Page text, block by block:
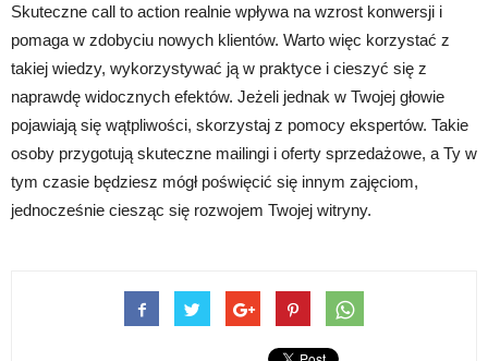
Skuteczne call to action realnie wpływa na wzrost konwersji i
pomaga w zdobyciu nowych klientów. Warto więc korzystać z
takiej wiedzy, wykorzystywać ją w praktyce i cieszyć się z
naprawdę widocznych efektów. Jeżeli jednak w Twojej głowie
pojawiają się wątpliwości, skorzystaj z pomocy ekspertów. Takie
osoby przygotują skuteczne mailingi i oferty sprzedażowe, a Ty w
tym czasie będziesz mógł poświęcić się innym zajęciom,
jednocześnie ciesząc się rozwojem Twojej witryny.